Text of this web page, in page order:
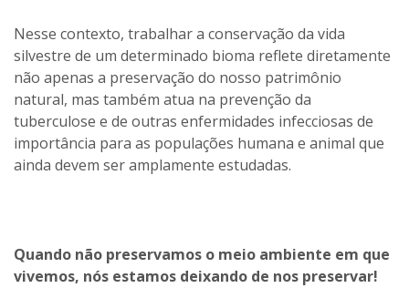
Nesse contexto, trabalhar a conservação da vida
silvestre de um determinado bioma reflete diretamente
não apenas a preservação do nosso patrimônio
natural, mas também atua na prevenção da
tuberculose e de outras enfermidades infecciosas de
importância para as populações humana e animal que
ainda devem ser amplamente estudadas.
Quando não preservamos o meio ambiente em que
vivemos, nós estamos deixando de nos preservar!